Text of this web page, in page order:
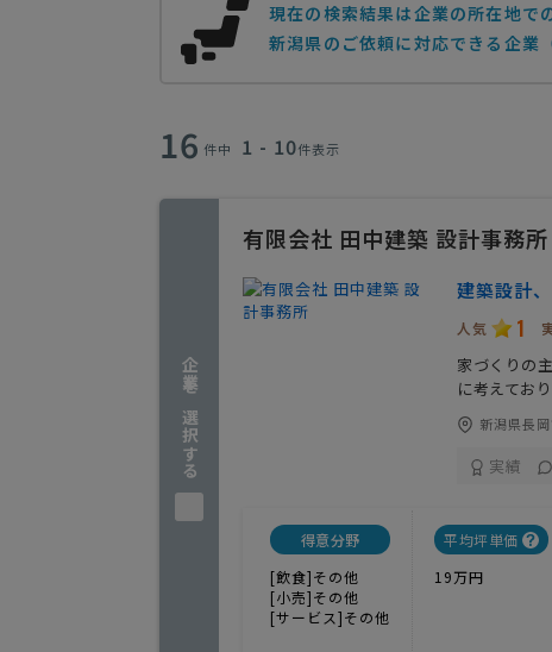
現在の検索結果は企業の所在地で
新潟県のご依頼に対応できる企業
16 件中 1 - 10件表示
企業を選択する
有限会社 田中建築 設計事務所
建築設計
人気 1
家づくりの
に考えており
新潟県長
実績
得意分野
[飲食]その他
[小売]その他
[サービス]その他
平均坪単価
19万円